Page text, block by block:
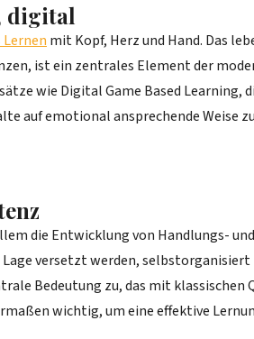
digital
mit Kopf, Herz und Hand. Das
ist ein zentrales Element der
wie Digital Game Based
auf emotional ansprechende Weise
die Entwicklung von Handlungs-
versetzt werden,
Bedeutung zu, das mit klassischen
wichtig, um eine effektive